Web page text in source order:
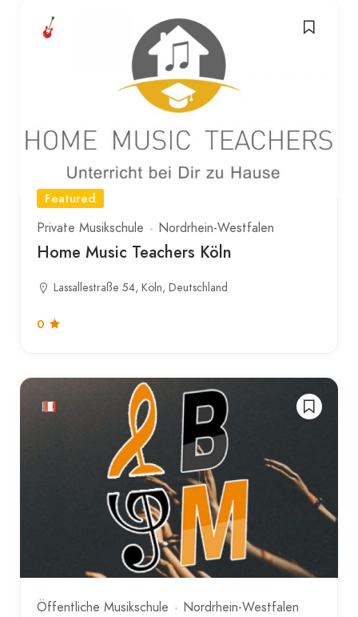
Featured
Private Musikschule
Nordrhein-Westfalen
Home Music Teachers Köln
Lassallestraße 54, Köln, Deutschland
0
Öffentliche Musikschule Nordrhein-Westfalen